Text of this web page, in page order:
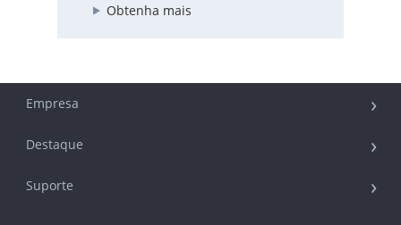
Obtenha mais
Empresa
Destaque
Suporte